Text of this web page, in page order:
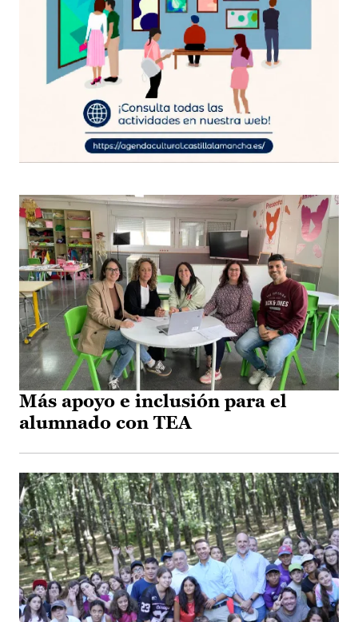
Más apoyo e inclusión para el
alumnado con TEA